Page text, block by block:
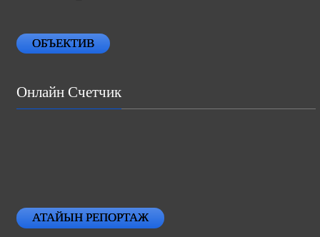
ОБЪЕКТИВ
Онлайн Счетчик
АТАЙЫН РЕПОРТАЖ